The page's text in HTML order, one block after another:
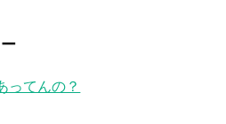
ってんの？